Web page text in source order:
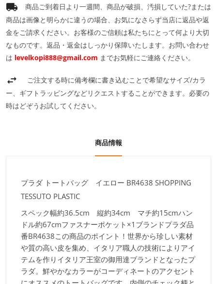
商品ご到着日より一週間、商品が破損、汚損していた?または
商品は画像と明らかに違うの場合、お気になさらず当店に返品や返
金をご請求ください。お客様のご信頼は私たちにとって何より大切
なものです。返品・返金はしっかり保障いたします。お問い合わせ
は levelkopi888@gmail.com までお気軽にご連絡ください。
ご注文する時に備考欄に書き込むことで希望なサイズ/カラ
ー、ギフトラッピングなどリクエストすることができます。必要の
時はどぞうお試してください。
商品情報
プラダ トートバッグ イエロー BR4638 SHOPPING
TESSUTO PLASTIC
スペック幅約36.5cm 縦約34cm マチ約15cmハン
ドル約67cmファスナーポケット×1ブランドプラダ品
番BR4638この商品のポイント！ 世界から珍しい素材
や質の高い皮を集め、イタリア職人の技術によりアイ
テムを作りイタリア王室の御用達ブランドとなったプ
ラダ。鮮やかなカラーがコーディネートのアクセント